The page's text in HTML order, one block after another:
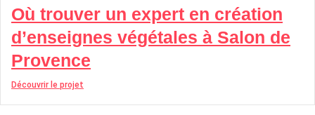
Où trouver un expert en création
d’enseignes végétales à Salon de
Provence
Découvrir le projet